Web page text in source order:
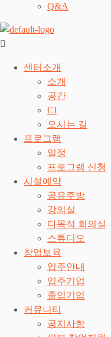
Q&A
센터소개
소개
공간
CI
오시는 길
프로그램
일정
프로그램 신청
시설예약
공유주방
강의실
다목적 회의실
스튜디오
창업보육
입주안내
입주기업
졸업기업
커뮤니티
공지사항